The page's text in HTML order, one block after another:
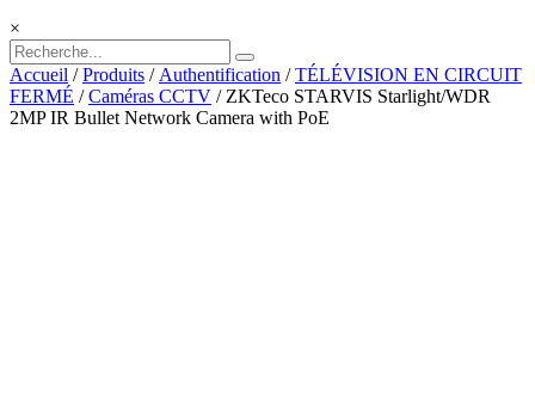
×
Accueil /Produits /Authentification /TÉLÉVISION EN CIRCUIT
FERMÉ /Caméras CCTV / ZKTeco STARVIS Starlight/WDR
2MP IR Bullet Network Camera with PoE